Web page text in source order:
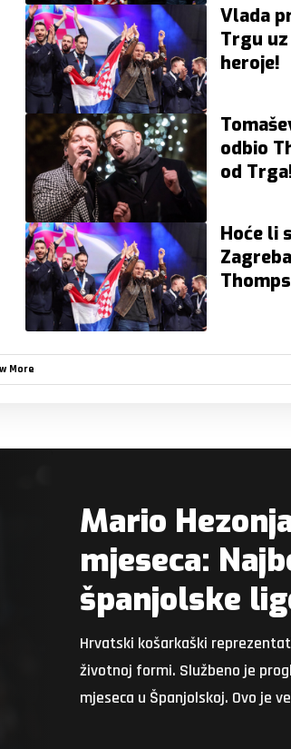
Vlada
Trgu
heroje!
odbio
od
Hoće li
More
Mario
mjeseca:
španjolske
Hrvatski košarkaški
životnoj formi. Službeno je
mjeseca u Španjolskoj. Ovo je